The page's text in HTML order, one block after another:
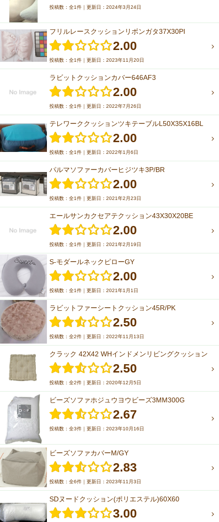
投稿数：全1件｜更新日：2024年3月24日
フリルレースクッションリボンガタ37X30PI
2.00
投稿数：全1件｜更新日：2023年11月20日
ラビットクッションカバー646AF3
2.00
投稿数：全1件｜更新日：2022年7月26日
テレワーククッションツキテーブルL50X35X16BL
2.00
投稿数：全1件｜更新日：2022年1月6日
パルマソファーカバーヒジツキ3P/BR
2.00
投稿数：全1件｜更新日：2021年2月23日
エールサンカクセアテクッション43X30X20BE
2.00
投稿数：全1件｜更新日：2021年2月19日
S-モダールネックピローGY
2.00
投稿数：全1件｜更新日：2021年1月1日
ラビットファーシートクッション45R/PK
2.50
投稿数：全2件｜更新日：2022年11月13日
クラック 42X42 WHインドメンリビングクッション
2.50
投稿数：全2件｜更新日：2020年12月5日
ビーズソファホジュウヨウビーズ3MM300G
2.67
投稿数：全3件｜更新日：2023年10月16日
ビーズソファカバーM/GY
2.83
投稿数：全6件｜更新日：2023年11月3日
SDヌードクッション(ポリエステル)60X60
3.00